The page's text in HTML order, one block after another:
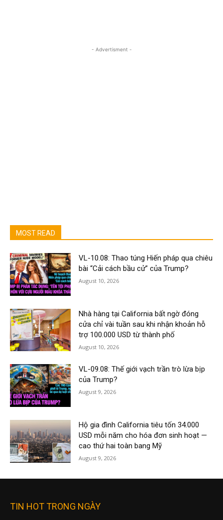
- Advertisment -
MOST READ
VL-10.08: Thao túng Hiến pháp qua chiêu
bài “Cải cách bầu cử” của Trump?
August 10, 2026
Nhà hàng tại California bất ngờ đóng
cửa chỉ vài tuần sau khi nhận khoản hỗ
trợ 100.000 USD từ thành phố
August 10, 2026
VL-09.08: Thế giới vạch trần trò lừa bịp
của Trump?
August 9, 2026
Hộ gia đình California tiêu tốn 34.000
USD mỗi năm cho hóa đơn sinh hoạt —
cao thứ hai toàn bang Mỹ
August 9, 2026
TIN HOT TRONG NGÀY